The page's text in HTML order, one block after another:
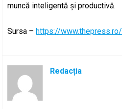
muncă inteligentă și productivă.
Sursa –https://www.thepress.ro/
Redacția